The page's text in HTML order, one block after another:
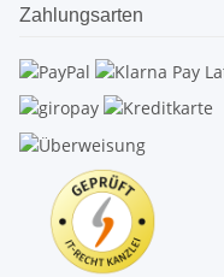
Zahlungsarten